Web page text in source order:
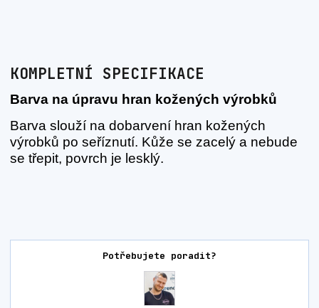
KOMPLETNÍ SPECIFIKACE
Barva na úpravu hran kožených výrobků
Barva slouží na dobarvení hran kožených
výrobků po seříznutí. Kůže se zacelý a nebude
se třepit, povrch je lesklý.
Potřebujete poradit?